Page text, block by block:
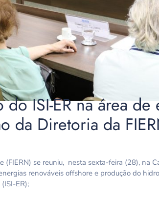
ISI-ER na área de
da Diretoria da
se reuniu, nesta sexta-feira (28), na
renováveis offshore e produção do
ER);